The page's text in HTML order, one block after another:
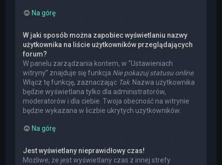
Na górę
W jaki sposób można zapobiec wyświetlaniu nazwy
użytkownika na liście użytkowników przeglądających
forum?
W panelu zarządzania kontem, w “Ustawieniach
witryny” znajduje się funkcja Nie pokazuj statusu online.
Włącz tę funkcję, zaznaczając Tak. Nazwa użytkownika
będzie wyświetlana tylko dla administratorów,
moderatorów i dla ciebie. Twoja obecność na witrynie
będzie wykazana w liczbie ukrytych użytkowników.
Na górę
Jest wyświetlany nieprawidłowy czas!
Możliwe, że jest wyświetlany czas z innej strefy